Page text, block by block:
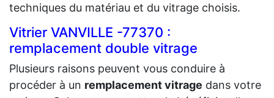
techniques du matériau et du vitrage choisis.
Vitrier VANVILLE -77370 :
remplacement double vitrage
Plusieurs raisons peuvent vous conduire à
procéder à un remplacement vitrage dans votre